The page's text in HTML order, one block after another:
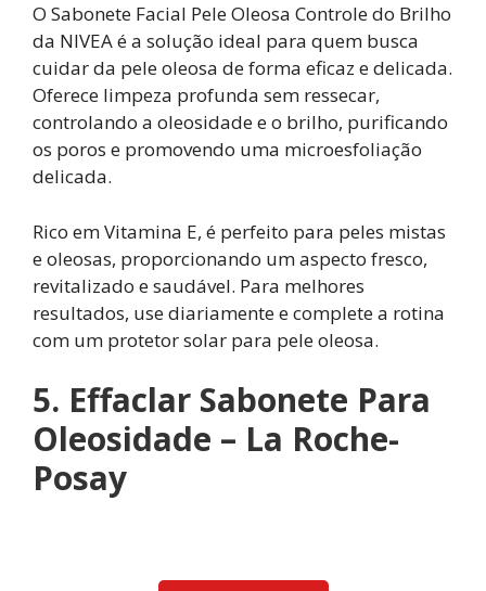
O Sabonete Facial Pele Oleosa Controle do Brilho
da NIVEA é a solução ideal para quem busca
cuidar da pele oleosa de forma eficaz e delicada.
Oferece limpeza profunda sem ressecar,
controlando a oleosidade e o brilho, purificando
os poros e promovendo uma microesfoliação
delicada.
Rico em Vitamina E, é perfeito para peles mistas
e oleosas, proporcionando um aspecto fresco,
revitalizado e saudável. Para melhores
resultados, use diariamente e complete a rotina
com um protetor solar para pele oleosa.
5. Effaclar Sabonete Para
Oleosidade – La Roche-
Posay